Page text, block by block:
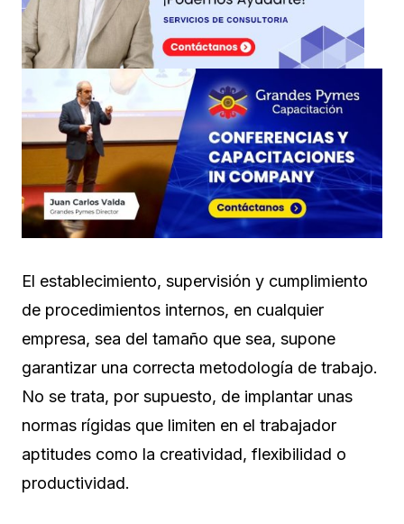
El establecimiento, supervisión y cumplimiento
de procedimientos internos, en cualquier
empresa, sea del tamaño que sea, supone
garantizar una correcta metodología de trabajo.
No se trata, por supuesto, de implantar unas
normas rígidas que limiten en el trabajador
aptitudes como la creatividad, flexibilidad o
productividad.